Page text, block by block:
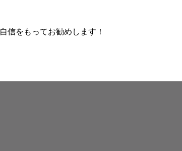
自信をもってお勧めします！